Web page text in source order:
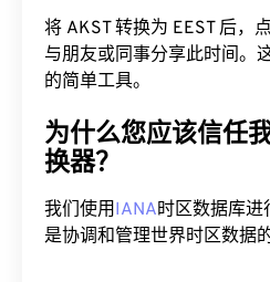
将 AKST 转换为 EEST 后，
与朋友或同事分享此时间。
的简单工具。
为什么您应该信任
换器？
我们使用IANA时区数据库进
是协调和管理世界时区数据